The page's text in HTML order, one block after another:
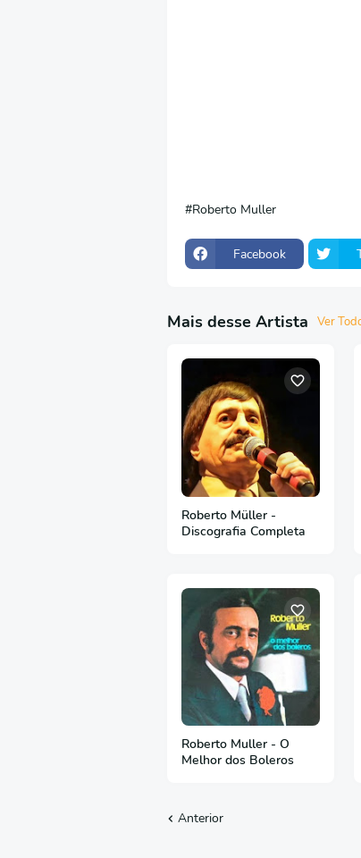
Roberto Muller
Facebook
Mais desse Artista Ver
Roberto Müller -
Discografia Completa
Roberto Muller - O
Melhor dos Boleros
Anterior